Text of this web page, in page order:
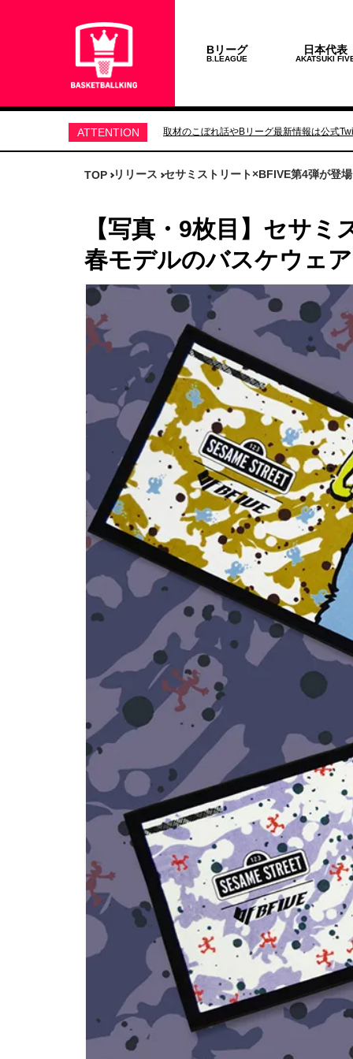
Bリーグ
B.LEAGUE
日本代表
AKATSUKI
ATTENTION 取材のこぼれ話やBリーグ最新情報は公式
TOP リリース セサミストリート×BFIVE第4弾が登
【写真・9枚目】セサ
春モデルのバスケウェ